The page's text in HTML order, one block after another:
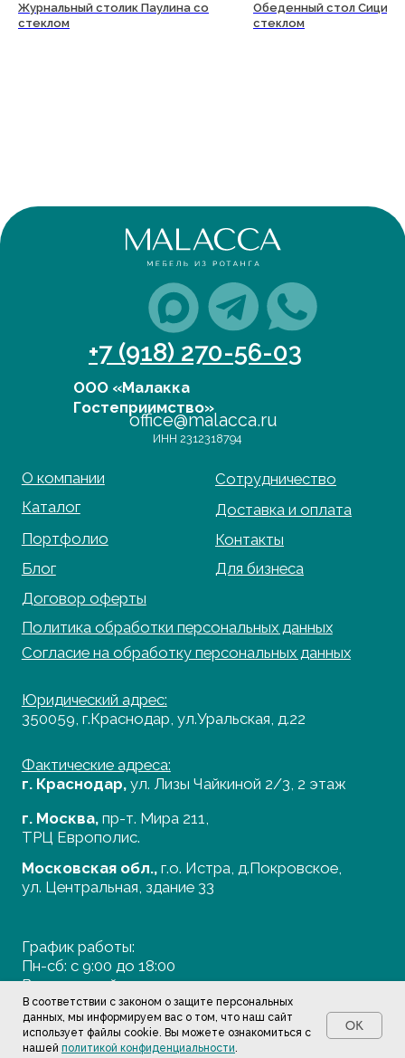
Журнальный столик Паулина со
стеклом
Обеденный стол
стеклом
В соответствии с законом о защите персональных
данных, мы информируем вас о том, что наш сайт
использует файлы cookie. Вы можете ознакомиться с
нашей политикой конфиденциальности.
OK